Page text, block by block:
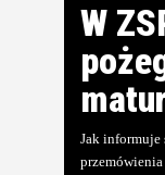
W
Jak informuje